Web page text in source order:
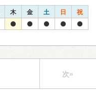
木 金 土 日 祝
次»